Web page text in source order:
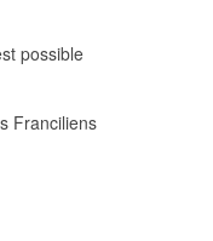
possible
Franciliens